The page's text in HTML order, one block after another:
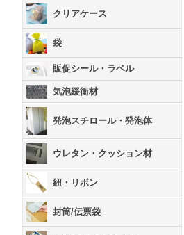
クリアケース
袋
販促シール・ラベル
気泡緩衝材
発泡スチロール・発泡体
ウレタン・クッション材
紐・リボン
封筒/伝票袋